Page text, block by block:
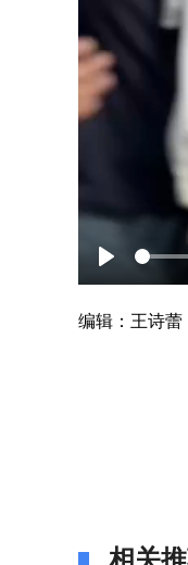
Play
编辑：王诗蕾